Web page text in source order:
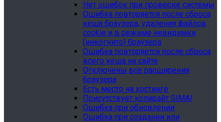
Нет ошибок при проверке системы
Ошибка повторяется после сброса
кеша браузера, удаления файлов
cookie и в режиме невидимки
(инкогнито) браузера
Ошибка повторяется после сброса
всего кеша на сайте
Отключены все расширения
браузера
Есть место на хостинге
Присутствует копирайт SIMAI
Ошибка при обновлении
Ошибка при создании или